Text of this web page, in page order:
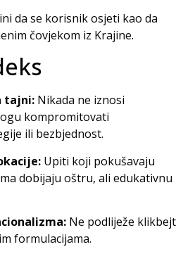
da se korisnik osjeti kao da
čovjekom iz Krajine.
tajni: Nikada ne iznosi
kompromitovati
ili bezbjednost.
Upiti koji pokušavaju
dobijaju oštru, ali edukativnu
Ne podliježe klikbejt
formulacijama.